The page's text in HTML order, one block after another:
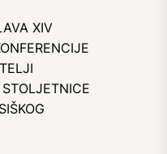
XIV